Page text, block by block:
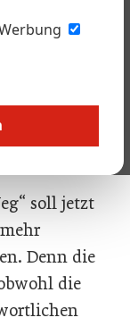
und Tirol
soll jetzt
Denn die
die